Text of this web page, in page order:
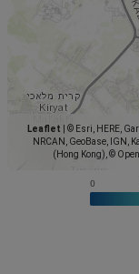
Leaflet
© Esri, HERE,
NRCAN, GeoBase, IGN,
(Hong Kong), ©